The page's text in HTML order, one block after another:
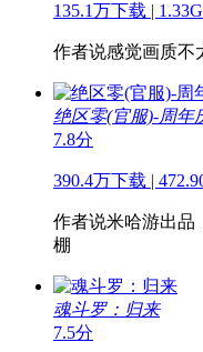
135.1万下载 |
作者说感觉画质不
绝区零(官服)-周年
7.8分
390.4万下载 |
作者说米哈游出品
棚
魂斗罗：归来
7.5分